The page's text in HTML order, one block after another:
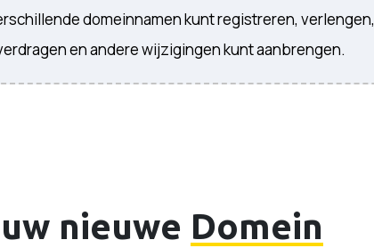
domeinnamen kunt registreren, verlengen,
en andere wijzigingen kunt aanbrengen.
nieuwe Domein